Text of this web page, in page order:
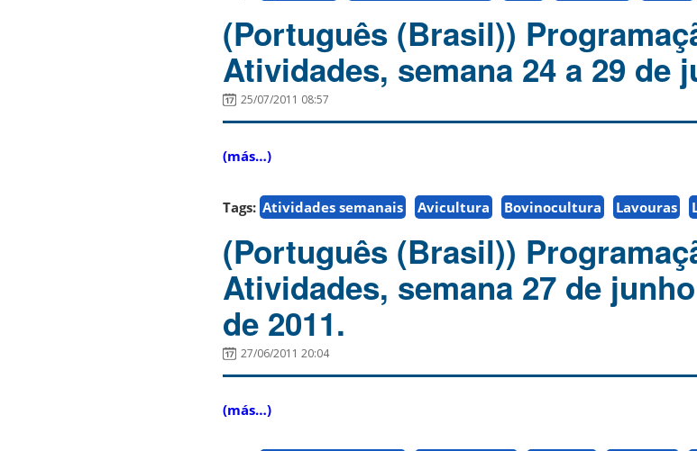
(Português (Brasil))
Atividades, semana 24 a 29 de
25/07/2011 08:57
(más…)
Tags: Atividades semanais Avicultura Bovinocultura Lavouras
(Português (Brasil))
Atividades, semana 27 de
de 2011.
27/06/2011 20:04
(más…)